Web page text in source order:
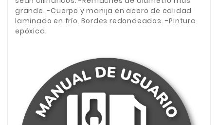
grande. -Cuerpo y manija en acero de calidad
laminado en frío. Bordes redondeados. -Pintura
epóxica.